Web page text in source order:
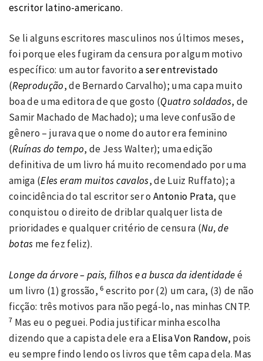
escritor latino-americano.
Se li alguns escritores masculinos nos últimos meses,
foi porque eles fugiram da censura por algum motivo
específico: um autor favoritoa ser entrevistado
(Reprodução, de Bernardo Carvalho); uma capa muito
boa de uma editora de que gosto (Quatro soldados, de
Samir Machado de Machado); uma leve confusão de
gênero – jurava que o nome do autor era feminino
(Ruínas do tempo, de Jess Walter); uma edição
definitiva de um livro há muito recomendado por uma
amiga (Eles eram muitos cavalos, de Luiz Ruffato); a
coincidência do tal escritor ser o Antonio Prata, que
conquistou o direito de driblar qualquer lista de
prioridades e qualquer critério de censura (Nu, de
botas me fez feliz).
Longe da árvore – pais, filhos e a busca da identidadeé
um livro (1) grossão,6 escrito por (2) um cara, (3) de não
ficção: três motivos para não pegá-lo, nas minhas CNTP.
7 Mas eu o peguei. Podia justificar minha escolha
dizendo que a capista dele era aElisa Von Randow, pois
eu sempre findo lendo os livros que têm capa dela. Mas